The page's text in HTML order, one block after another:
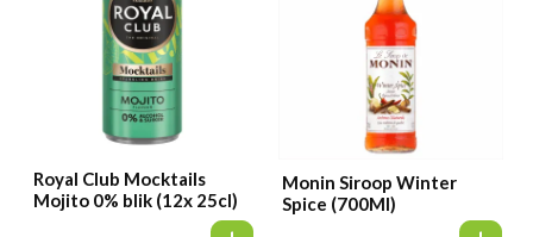
Royal Club Mocktails
Mojito 0% blik (12x 25cl)
Monin Siroop Winter
Spice (700Ml)